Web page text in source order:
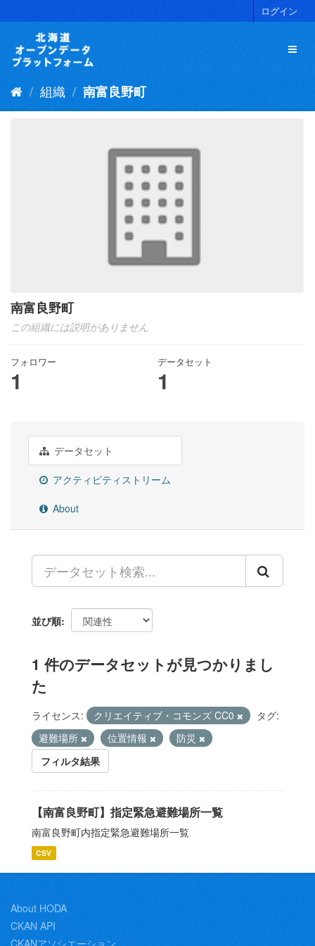
キ
ログイン
組織 南富良野町
南富良野町
この組織には説明がありません
フォロワー
1
データセット
1
データセット
アクティビティストリーム
About
並び順
1 件のデータセットが見つかりまし
た
ライセンス: クリエイティブ・コモンズ CC0
タグ:
避難場所
位置情報
防災
フィルタ結果
【南富良野町】指定緊急避難場所一覧
南富良野町内指定緊急避難場所一覧
CSV
About HODA
CKAN API